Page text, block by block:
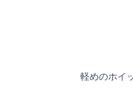
軽めのホイ